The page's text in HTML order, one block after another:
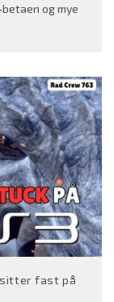
og mye
sitter fast på